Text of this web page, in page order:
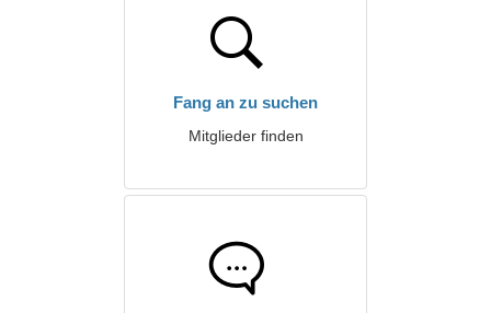
Fang an zu suchen
Mitglieder finden